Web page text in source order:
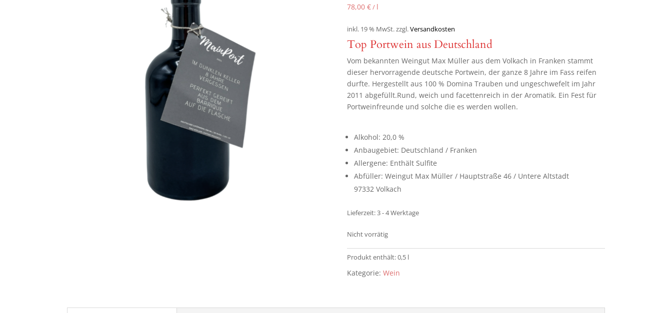
78,00 €/ l
inkl. 19 % MwSt. zzgl.Versandkosten
Top Portwein aus Deutschland
Vom bekannten Weingut Max Müller aus dem Volkach in Franken stammt
dieser hervorragende deutsche Portwein, der ganze 8 Jahre im Fass reifen
durfte. Hergestellt aus 100 % Domina Trauben und ungeschwefelt im Jahr
2011 abgefüllt.Rund, weich und facettenreich in der Aromatik. Ein Fest für
Portweinfreunde und solche die es werden wollen.
Alkohol: 20,0 %
Anbaugebiet: Deutschland / Franken
Allergene: Enthält Sulfite
Abfüller: Weingut Max Müller / Hauptstraße 46 / Untere Altstadt
97332 Volkach
Lieferzeit:3 - 4 Werktage
Nicht vorrätig
Produkt enthält: 0,5 l
Kategorie: Wein